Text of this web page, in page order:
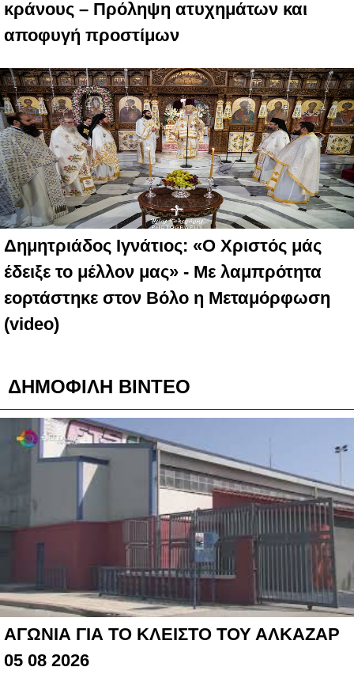
κράνους – Πρόληψη ατυχημάτων και
αποφυγή προστίμων
Δημητριάδος Ιγνάτιος: «Ο Χριστός μάς
έδειξε το μέλλον μας» - Με λαμπρότητα
εορτάστηκε στον Βόλο η Μεταμόρφωση
(video)
ΔΗΜΟΦΙΛΗ ΒΙΝΤΕΟ
ΑΓΩΝΙΑ ΓΙΑ ΤΟ ΚΛΕΙΣΤΟ ΤΟΥ ΑΛΚΑΖΑΡ
05 08 2026